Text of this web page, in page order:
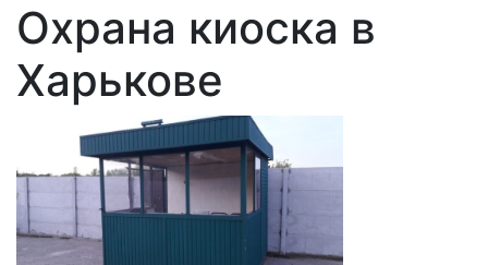
Охрана киоска в
Харькове